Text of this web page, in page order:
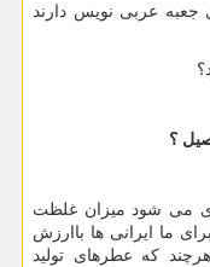
جعبه عربی نویس دارند
؟
می شود میزان غلظت
ما ایرانی ها باارزش
که عطرهای تولید